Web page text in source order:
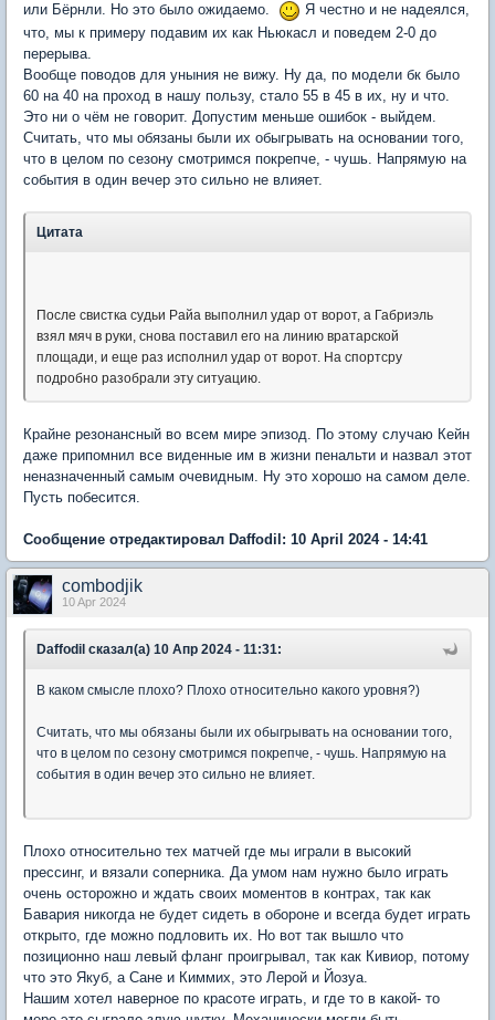
или Бёрнли. Но это было ожидаемо.
Я честно и не надеялся,
что, мы к примеру подавим их как Ньюкасл и поведем 2-0 до
перерыва.
Вообще поводов для уныния не вижу. Ну да, по модели бк было
60 на 40 на проход в нашу пользу, стало 55 в 45 в их, ну и что.
Это ни о чём не говорит. Допустим меньше ошибок - выйдем.
Считать, что мы обязаны были их обыгрывать на основании того,
что в целом по сезону смотримся покрепче, - чушь. Напрямую на
события в один вечер это сильно не влияет.
Цитата
После свистка судьи Райа выполнил удар от ворот, а Габриэль
взял мяч в руки, снова поставил его на линию вратарской
площади, и еще раз исполнил удар от ворот. На спортсру
подробно разобрали эту ситуацию.
Крайне резонансный во всем мире эпизод. По этому случаю Кейн
даже припомнил все виденные им в жизни пенальти и назвал этот
неназначенный самым очевидным. Ну это хорошо на самом деле.
Пусть побесится.
Сообщение отредактировал Daffodil: 10 April 2024 - 14:41
combodjik
10 Apr 2024
Daffodil сказал(а) 10 Апр 2024 - 11:31:
В каком смысле плохо? Плохо относительно какого уровня?)
Считать, что мы обязаны были их обыгрывать на основании того,
что в целом по сезону смотримся покрепче, - чушь. Напрямую на
события в один вечер это сильно не влияет.
Плохо относительно тех матчей где мы играли в высокий
прессинг, и вязали соперника. Да умом нам нужно было играть
очень осторожно и ждать своих моментов в контрах, так как
Бавария никогда не будет сидеть в обороне и всегда будет играть
открыто, где можно подловить их. Но вот так вышло что
позиционно наш левый фланг проигрывал, так как Кивиор, потому
что это Якуб, а Сане и Киммих, это Лерой и Йозуа.
Нашим хотел наверное по красоте играть, и где то в какой- то